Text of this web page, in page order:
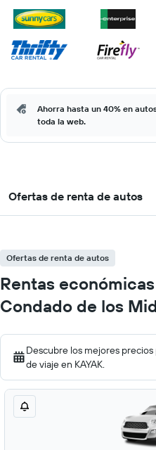
Ahorra hasta un 40% en
toda la web.
Ofertas de renta de autos
Ofertas de renta de autos
Rentas
Condado de los
Descubre los mejores
de viaje en KAYAK.